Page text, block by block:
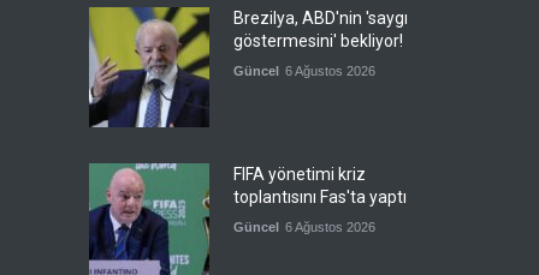
Brezilya, ABD'nin 'saygı
göstermesini' bekliyor!
Güncel 6 Ağustos 2026
FIFA yönetimi kriz
toplantısını Fas'ta yaptı
Güncel 6 Ağustos 2026